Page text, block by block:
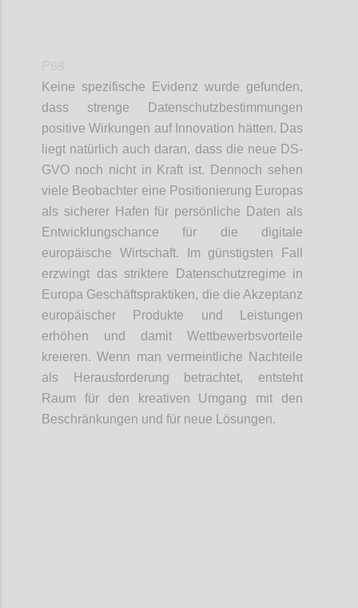
Keine spezifische Evidenz wurde gefunden,
dass strenge Datenschutzbestimmungen
positive Wirkungen auf Innovation hätten. Das
liegt natürlich auch daran, dass die neue DS-
GVO noch nicht in Kraft ist. Dennoch sehen
viele Beobachter eine Positionierung Europas
als sicherer Hafen für persönliche Daten als
Entwicklungschance für die digitale
europäische Wirtschaft. Im günstigsten Fall
erzwingt das striktere Datenschutzregime in
Europa Geschäftspraktiken, die die Akzeptanz
europäischer Produkte und Leistungen
erhöhen und damit Wettbewerbsvorteile
kreieren. Wenn man vermeintliche Nachteile
als Herausforderung betrachtet, entsteht
Raum für den kreativen Umgang mit den
Beschränkungen und für neue Lösungen.